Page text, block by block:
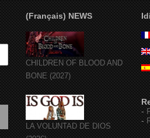
(Français) NEWS
CHILDREN OF BLOOD AND
BONE (2027)
LA VOLUNTAD DE DIOS
-
-